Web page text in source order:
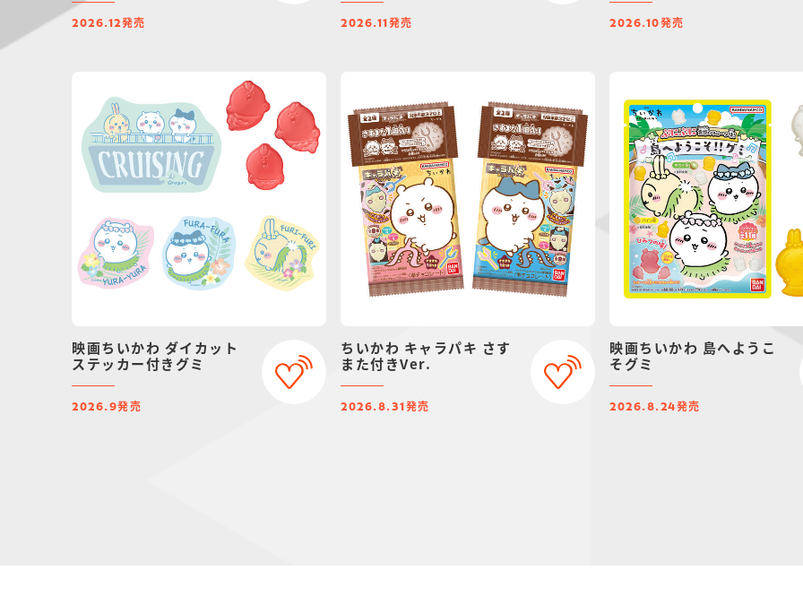
2026.12発売 2026.11 発売 2026.10発売
映画ちいかわ ダイカット
ステッカー付きグミ
2026.9発売
ちいかわ キャラパキ さす
また付きVer.
2026.8.31 発売
映画ちいかわ 島へようこ
そグミ
2026.8.24発売